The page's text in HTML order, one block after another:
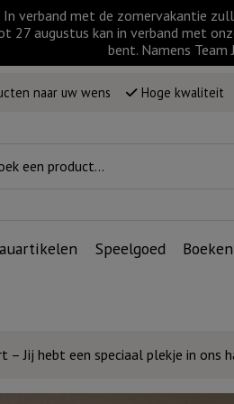
verband met de zomervakantie
27 augustus kan in verband met
bent. Namens
naar uw wens Hoge kwaliteit
Speelgoed Boeken
– Jij hebt een speciaal plekje in ons